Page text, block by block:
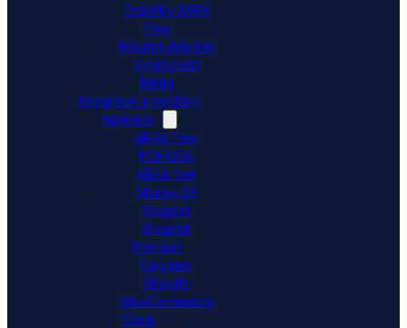
Doplňky ABRA
Flexi
Mobilní skladník
Vytěžování
faktur
Integrace a doplňky
Aplikace
ABRA Flexi
POHODA
ABRA Gen
Money S3
Shoptet
Shoptet
Premium
Upgates
Shopify
WooCommerce
Ceník